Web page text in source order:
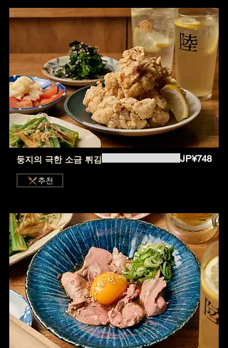
둥지의 극한 소금 튀김 JP¥748
추천